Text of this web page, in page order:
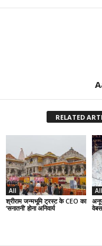
RELATED
All
श्रीराम जन्मभूमि ट्रस्ट के CEO का
‘सनातनी’ होना अनिवार्य
All
अनूप